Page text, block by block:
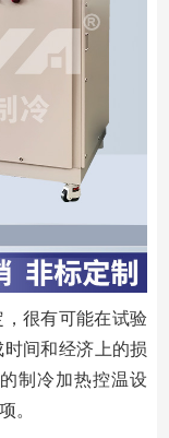
很有可能在试验
间和经济上的损
制冷加热控温设
。